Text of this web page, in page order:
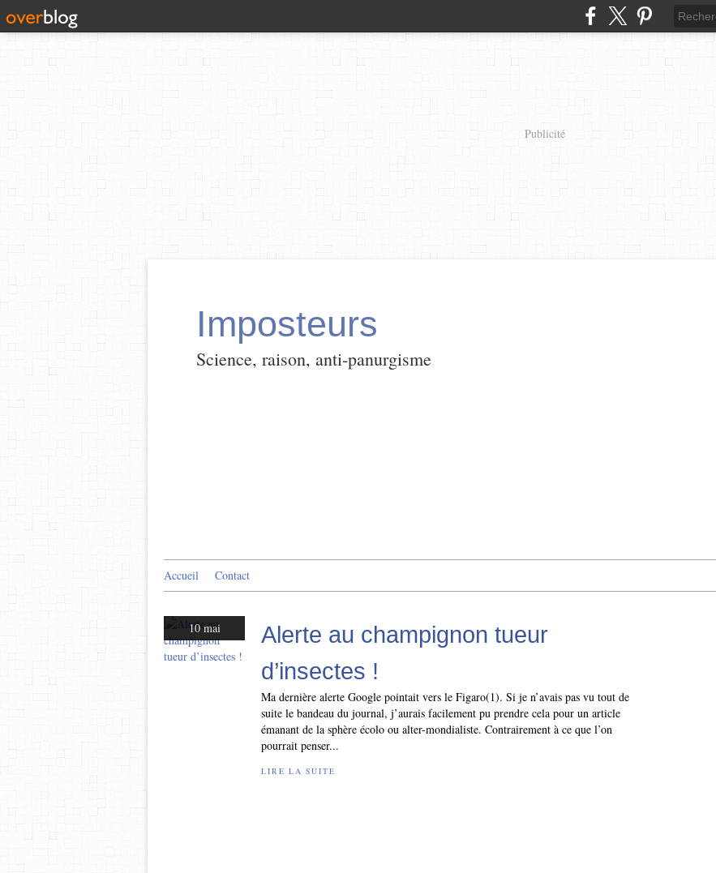
Publicité
Imposteurs
Science, raison, anti-panurgisme
Accueil Contact
10 mai
Alerte au champignon tueur
d’insectes !
Ma dernière alerte Google pointait vers le Figaro(1). Si je n’avais pas vu tout de
suite le bandeau du journal, j’aurais facilement pu prendre cela pour un article
émanant de la sphère écolo ou alter-mondialiste. Contrairement à ce que l’on
pourrait penser...
LIRE LA SUITE